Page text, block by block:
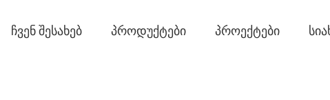
ᲩᲕᲔᲜ ᲨᲔᲡᲐᲮᲔᲑ ᲞᲠᲝᲓᲣᲥᲢᲔᲑᲘ ᲞᲠᲝᲔᲥᲢᲔᲑᲘ